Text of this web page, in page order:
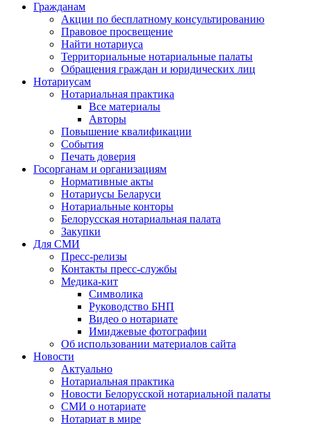
Гражданам
Акции по бесплатному консультированию
Правовое просвещение
Найти нотариуса
Территориальные нотариальные палаты
Обращения граждан и юридических лиц
Нотариусам
Нотариальная практика
Все материалы
Авторы
Повышение квалификации
События
Печать доверия
Госорганам и организациям
Нормативные акты
Нотариусы Беларуси
Нотариальные конторы
Белорусская нотариальная палата
Закупки
Для СМИ
Пресс-релизы
Контакты пресс-службы
Медика-кит
Символика
Руководство БНП
Видео о нотариате
Имиджевые фотографии
Об использовании материалов сайта
Новости
Актуально
Нотариальная практика
Новости Белорусской нотариальной палаты
СМИ о нотариате
Нотариат в мире